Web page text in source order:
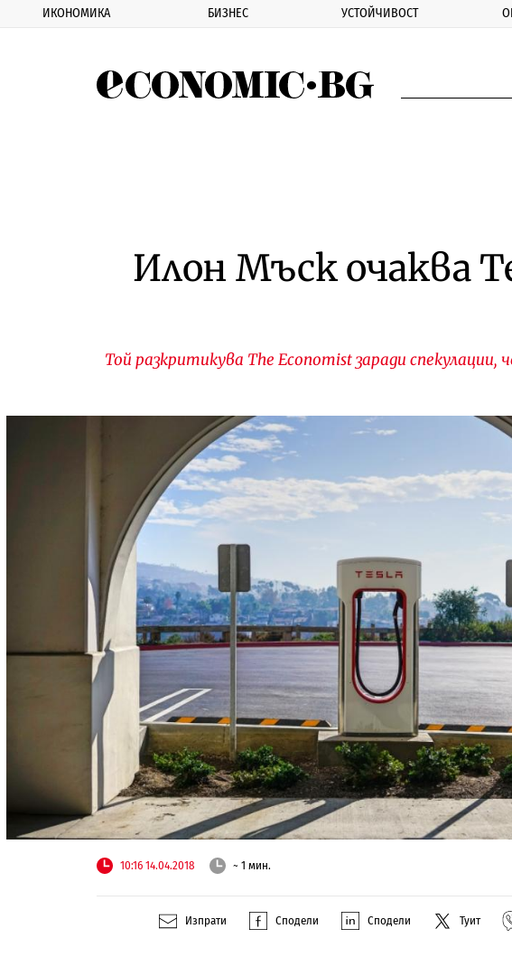
ИКОНОМИКА БИЗНЕС УСТОЙЧИВОСТ
Илон Мъск очаква
Той разкритикува The Economist заради
10:16 14.04.2018 ~ 1 мин.
Изпрати Сподели Сподели Туит